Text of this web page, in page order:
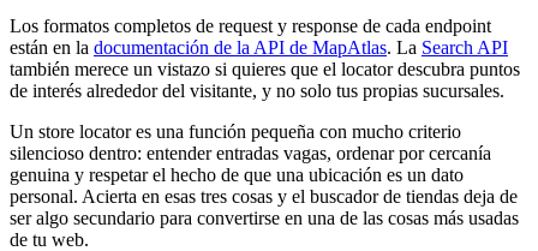
Los formatos completos de request y response de cada endpoint
están en la documentación de la API de MapAtlas. La Search API
también merece un vistazo si quieres que el locator descubra puntos
de interés alrededor del visitante, y no solo tus propias sucursales.
Un store locator es una función pequeña con mucho criterio
silencioso dentro: entender entradas vagas, ordenar por cercanía
genuina y respetar el hecho de que una ubicación es un dato
personal. Acierta en esas tres cosas y el buscador de tiendas deja de
ser algo secundario para convertirse en una de las cosas más usadas
de tu web.